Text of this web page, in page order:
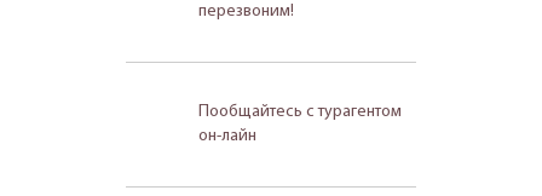
перезвоним!
Пообщайтесь с турагентом
он-лайн